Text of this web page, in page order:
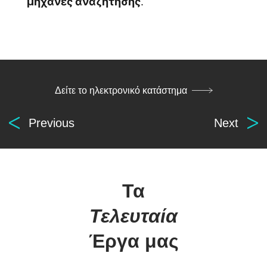
Δείτε το ηλεκτρονικό κατάστημα
Previous Next
Τα
Τελευταία
Έργα μας
for everyone.